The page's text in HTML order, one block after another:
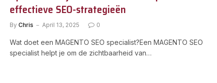
effectieve SEO-strategieën
By Chris April 13, 2025 0
Wat doet een MAGENTO SEO specialist?Een MAGENTO SEO
specialist helpt je om de zichtbaarheid van…